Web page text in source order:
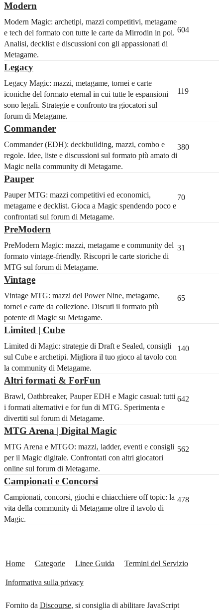
Modern
Modern Magic: archetipi, mazzi competitivi, metagame
e tech del formato con tutte le carte da Mirrodin in poi.
Analisi, decklist e discussioni con gli appassionati di
Metagame.
604
Legacy
Legacy Magic: mazzi, metagame, tornei e carte
iconiche del formato eternal in cui tutte le espansioni
sono legali. Strategie e confronto tra giocatori sul
forum di Metagame.
119
Commander
Commander (EDH): deckbuilding, mazzi, combo e
regole. Idee, liste e discussioni sul formato più amato di
Magic nella community di Metagame.
380
Pauper
Pauper MTG: mazzi competitivi ed economici,
metagame e decklist. Gioca a Magic spendendo poco e
confrontati sul forum di Metagame.
70
PreModern
PreModern Magic: mazzi, metagame e community del
formato vintage-friendly. Riscopri le carte storiche di
MTG sul forum di Metagame.
31
Vintage
Vintage MTG: mazzi del Power Nine, metagame,
tornei e carte da collezione. Discuti il formato più
potente di Magic su Metagame.
65
Limited | Cube
Limited di Magic: strategie di Draft e Sealed, consigli
sul Cube e archetipi. Migliora il tuo gioco al tavolo con
la community di Metagame.
140
Altri formati & ForFun
Brawl, Oathbreaker, Pauper EDH e Magic casual: tutti
i formati alternativi e for fun di MTG. Sperimenta e
divertiti sul forum di Metagame.
642
MTG Arena | Digital Magic
MTG Arena e MTGO: mazzi, ladder, eventi e consigli
per il Magic digitale. Confrontati con altri giocatori
online sul forum di Metagame.
562
Campionati e Concorsi
Campionati, concorsi, giochi e chiacchiere off topic: la
vita della community di Metagame oltre il tavolo di
Magic.
478
Home Categorie Linee Guida Termini del Servizio
Informativa sulla privacy
Fornito da Discourse, si consiglia di abilitare JavaScript